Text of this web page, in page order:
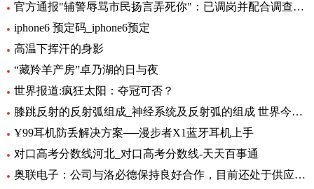
官方通报"辅警辱骂市民扬言弄死你"：已调岗并配合调查-当前聚焦
iphone6 预定码_iphone6预定
高温下挥汗的身影
“藏羚羊产房”卓乃湖的日与夜
世界报道:疯狂太阳：夺冠可否？
膝跳反射的反射弧组成_神经系统及反射弧的组成 世界今日讯
Ұ99耳机防丢解决方案──漫步者X1蓝牙耳机上手
对口高考分数线河北_对口高考分数线-天天百事通
奥联电子：公司与洛必德保持良好合作，目前还处于供应部分零部件阶段，对公司业绩影响不大_短讯